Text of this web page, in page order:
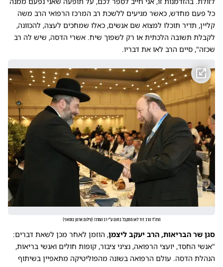
כל פעם מחדש, כאשר מגיעים ללשכת רב המרכז הרפואי הרב משה
קליין, תדיר תוכלו למצוא שם אנשים, כאלו שמחכים לעצה, להכוונה,
לקבלת תשובה הלכתית או רק לשפוך שיח. אשרי הדסה, שיש לה רב
שכזה", סיים הרב לאו את דבריו.
הרה"ר הרב דוד לאו מתקבל בחום ע"י רב המרכז (צילום:ארנון בוסאני)
סגן שר הבריאות, הרב יעקב ליצמן, הוזמן לאחר מכן לשאת דברים:
"אנשי החסד, יועצי הרפואה, נציגי ציבור, קופות חולים ואנשי בריאות,
הנהלת הדסה. עולם הרפואה בשונה מהפוליטיקה מתאפיין בשיתוף